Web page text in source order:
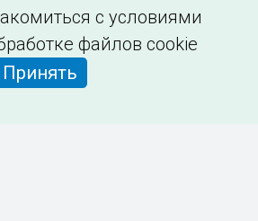
с условиями
файлов cookie
Принять